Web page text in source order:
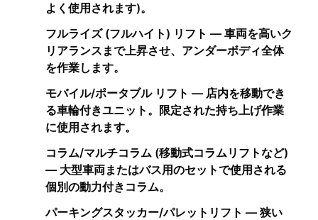
よく使用されます)。
フルライズ (フルハイト) リフト — 車両を高いク
リアランスまで上昇させ、アンダーボディ全体
を作業します。
モバイル/ポータブル リフト — 店内を移動でき
る車輪付きユニット。限定された持ち上げ作業
に使用されます。
コラム/マルチコラム (移動式コラムリフトなど)
— 大型車両またはバス用のセットで使用される
個別の動力付きコラム。
パーキングスタッカー/パレットリフト — 狭い